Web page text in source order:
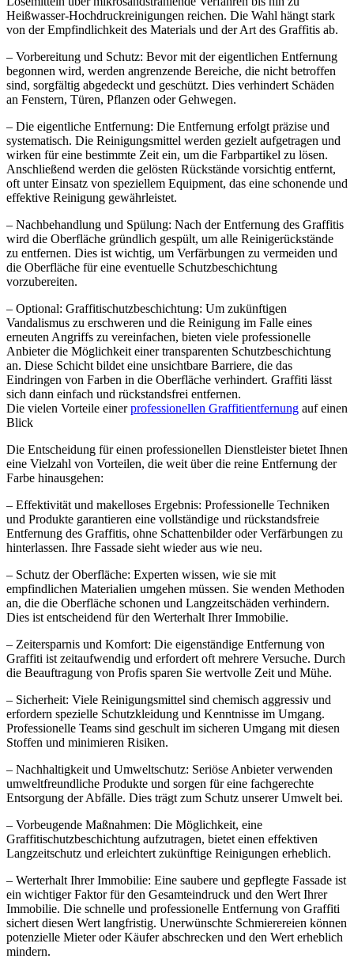
Heißwasser-Hochdruckreinigungen reichen. Die Wahl hängt stark
von der Empfindlichkeit des Materials und der Art des Graffitis ab.
– Vorbereitung und Schutz: Bevor mit der eigentlichen Entfernung
begonnen wird, werden angrenzende Bereiche, die nicht betroffen
sind, sorgfältig abgedeckt und geschützt. Dies verhindert Schäden
an Fenstern, Türen, Pflanzen oder Gehwegen.
– Die eigentliche Entfernung: Die Entfernung erfolgt präzise und
systematisch. Die Reinigungsmittel werden gezielt aufgetragen und
wirken für eine bestimmte Zeit ein, um die Farbpartikel zu lösen.
Anschließend werden die gelösten Rückstände vorsichtig entfernt,
oft unter Einsatz von speziellem Equipment, das eine schonende und
effektive Reinigung gewährleistet.
– Nachbehandlung und Spülung: Nach der Entfernung des Graffitis
wird die Oberfläche gründlich gespült, um alle Reinigerückstände
zu entfernen. Dies ist wichtig, um Verfärbungen zu vermeiden und
die Oberfläche für eine eventuelle Schutzbeschichtung
vorzubereiten.
– Optional: Graffitischutzbeschichtung: Um zukünftigen
Vandalismus zu erschweren und die Reinigung im Falle eines
erneuten Angriffs zu vereinfachen, bieten viele professionelle
Anbieter die Möglichkeit einer transparenten Schutzbeschichtung
an. Diese Schicht bildet eine unsichtbare Barriere, die das
Eindringen von Farben in die Oberfläche verhindert. Graffiti lässt
sich dann einfach und rückstandsfrei entfernen.
Die vielen Vorteile einerprofessionellen Graffitientfernung auf einen
Blick
Die Entscheidung für einen professionellen Dienstleister bietet Ihnen
eine Vielzahl von Vorteilen, die weit über die reine Entfernung der
Farbe hinausgehen:
– Effektivität und makelloses Ergebnis: Professionelle Techniken
und Produkte garantieren eine vollständige und rückstandsfreie
Entfernung des Graffitis, ohne Schattenbilder oder Verfärbungen zu
hinterlassen. Ihre Fassade sieht wieder aus wie neu.
– Schutz der Oberfläche: Experten wissen, wie sie mit
empfindlichen Materialien umgehen müssen. Sie wenden Methoden
an, die die Oberfläche schonen und Langzeitschäden verhindern.
Dies ist entscheidend für den Werterhalt Ihrer Immobilie.
– Zeitersparnis und Komfort: Die eigenständige Entfernung von
Graffiti ist zeitaufwendig und erfordert oft mehrere Versuche. Durch
die Beauftragung von Profis sparen Sie wertvolle Zeit und Mühe.
– Sicherheit: Viele Reinigungsmittel sind chemisch aggressiv und
erfordern spezielle Schutzkleidung und Kenntnisse im Umgang.
Professionelle Teams sind geschult im sicheren Umgang mit diesen
Stoffen und minimieren Risiken.
– Nachhaltigkeit und Umweltschutz: Seriöse Anbieter verwenden
umweltfreundliche Produkte und sorgen für eine fachgerechte
Entsorgung der Abfälle. Dies trägt zum Schutz unserer Umwelt bei.
– Vorbeugende Maßnahmen: Die Möglichkeit, eine
Graffitischutzbeschichtung aufzutragen, bietet einen effektiven
Langzeitschutz und erleichtert zukünftige Reinigungen erheblich.
– Werterhalt Ihrer Immobilie: Eine saubere und gepflegte Fassade ist
ein wichtiger Faktor für den Gesamteindruck und den Wert Ihrer
Immobilie. Die schnelle und professionelle Entfernung von Graffiti
sichert diesen Wert langfristig. Unerwünschte Schmierereien können
potenzielle Mieter oder Käufer abschrecken und den Wert erheblich
mindern.